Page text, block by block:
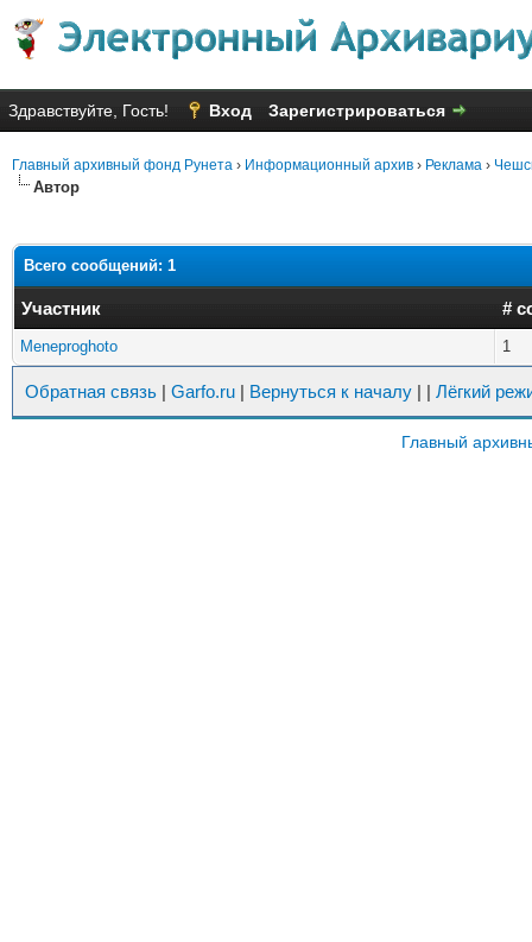
Здравствуйте, Гость! Вход Зарегистрироваться
Главный архивный фонд Рунета › Информационный архив › Реклама ›
Автор
Всего сообщений: 1
Участник #
Meneproghoto 1
Обратная связь | Garfo.ru | Вернуться к началу | | Лёгкий
Главный